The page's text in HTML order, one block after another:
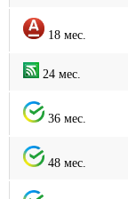
18 мес.
24 мес.
36 мес.
48 мес.